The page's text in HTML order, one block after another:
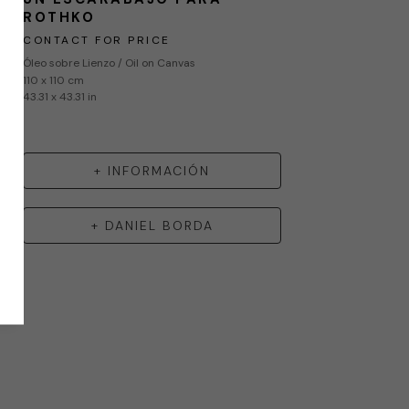
ROTHKO
CONTACT FOR PRICE
Óleo sobre Lienzo / Oil on Canvas
110 x 110 cm
43.31 x 43.31 in
+ INFORMACIÓN
+ DANIEL BORDA